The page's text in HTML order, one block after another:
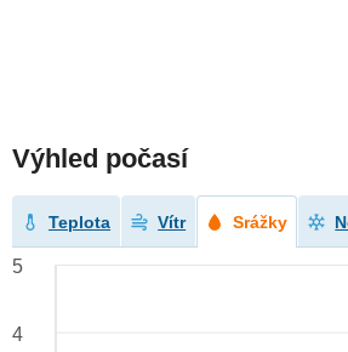
Výhled počasí
Teplota Vítr Srážky
5
4